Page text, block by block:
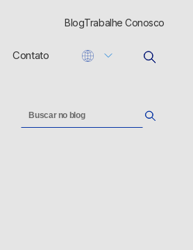
BlogTrabalhe Conosco
Contato